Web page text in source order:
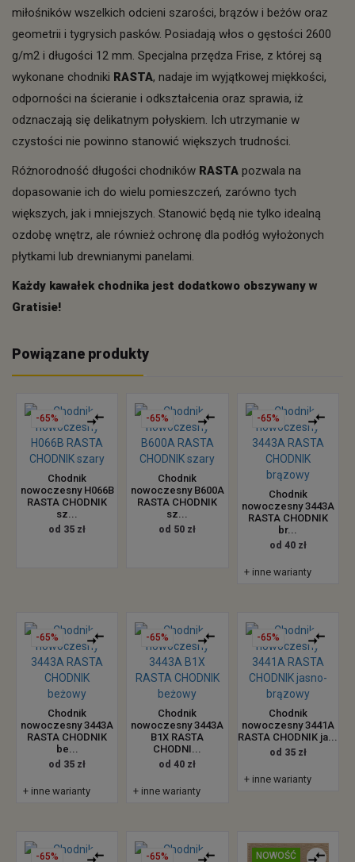
miłośników wszelkich odcieni szarości, brązów i beżów oraz
geometrii i tygrysich pasków. Posiadają włos o gęstości 2600
g/m2 i długości 12 mm. Specjalna przędza Frise, z której są
wykonane chodniki RASTA, nadaje im wyjątkowej miękkości,
odporności na ścieranie i odkształcenia oraz sprawia, iż
odznaczają się delikatnym połyskiem. Ich utrzymanie w
czystości nie powinno stanowić większych trudności.
Różnorodność długości chodników RASTA pozwala na
dopasowanie ich do wielu pomieszczeń, zarówno tych
większych, jak i mniejszych. Stanowić będą nie tylko idealną
ozdobę wnętrz, ale również ochronę dla podłóg wyłożonych
płytkami lub drewnianymi panelami.
Każdy kawałek chodnika jest dodatkowo obszywany w
Gratisie!
Powiązane produkty
-65%
Chodnik
nowoczesny H066B
RASTA CHODNIK
sz...
od 35 zł
-65%
Chodnik
nowoczesny B600A
RASTA CHODNIK
sz...
od 50 zł
-65%
Chodnik
nowoczesny 3443A
RASTA CHODNIK
br...
od 40 zł
+ inne warianty
-65%
Chodnik
nowoczesny 3443A
RASTA CHODNIK
be...
od 35 zł
+ inne warianty
-65%
Chodnik
nowoczesny 3443A
B1X RASTA
CHODNI...
od 40 zł
+ inne warianty
-65%
Chodnik
nowoczesny 3441A
RASTA CHODNIK ja...
od 35 zł
+ inne warianty
-65% -65% NOWOŚĆ